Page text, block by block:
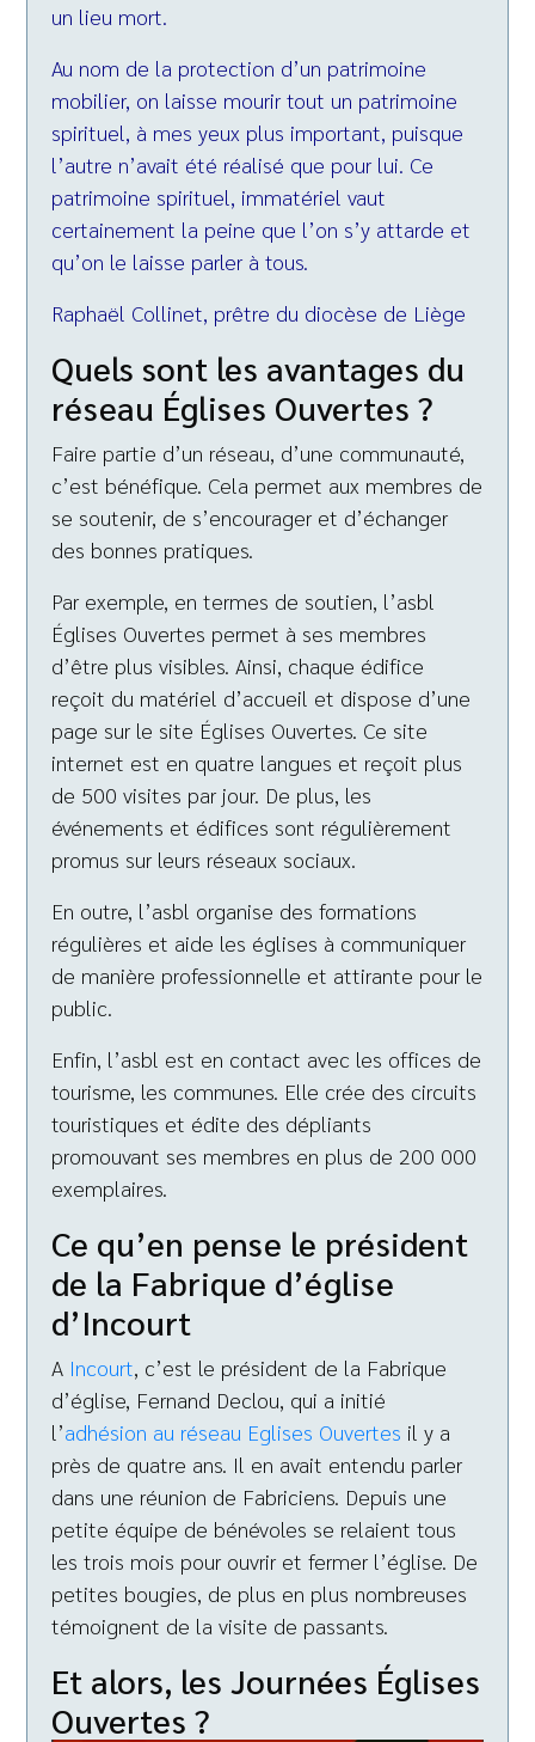
un lieu mort.
Au nom de la protection d’un patrimoine
mobilier, on laisse mourir tout un patrimoine
spirituel, à mes yeux plus important, puisque
l’autre n’avait été réalisé que pour lui. Ce
patrimoine spirituel, immatériel vaut
certainement la peine que l’on s’y attarde et
qu’on le laisse parler à tous.
Raphaël Collinet, prêtre du diocèse de Liège
Quels sont les avantages du
réseau Églises Ouvertes ?
Faire partie d’un réseau, d’une communauté,
c’est bénéfique. Cela permet aux membres de
se soutenir, de s’encourager et d’échanger
des bonnes pratiques.
Par exemple, en termes de soutien, l’asbl
Églises Ouvertes permet à ses membres
d’être plus visibles. Ainsi, chaque édifice
reçoit du matériel d’accueil et dispose d’une
page sur le site Églises Ouvertes. Ce site
internet est en quatre langues et reçoit plus
de 500 visites par jour. De plus, les
événements et édifices sont régulièrement
promus sur leurs réseaux sociaux.
En outre, l’asbl organise des formations
régulières et aide les églises à communiquer
de manière professionnelle et attirante pour le
public.
Enfin, l’asbl est en contact avec les offices de
tourisme, les communes. Elle crée des circuits
touristiques et édite des dépliants
promouvant ses membres en plus de 200 000
exemplaires.
Ce qu’en pense le président
de la Fabrique d’église
d’Incourt
A Incourt , c’est le président de la Fabrique
d’église, Fernand Declou, qui a initié
l’adhésion au réseau Eglises Ouvertes il y a
près de quatre ans. Il en avait entendu parler
dans une réunion de Fabriciens. Depuis une
petite équipe de bénévoles se relaient tous
les trois mois pour ouvrir et fermer l’église. De
petites bougies, de plus en plus nombreuses
témoignent de la visite de passants.
Et alors, les Journées Églises
Ouvertes ?